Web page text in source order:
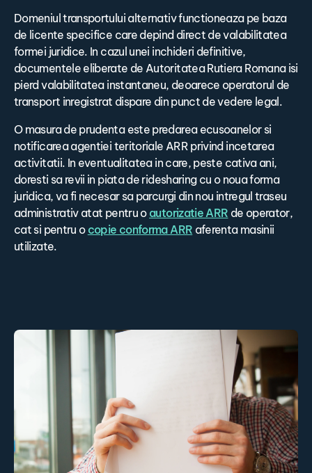
Domeniul transportului alternativ functioneaza pe baza
de licente specifice care depind direct de valabilitatea
formei juridice. In cazul unei inchideri definitive,
documentele eliberate de Autoritatea Rutiera Romana isi
pierd valabilitatea instantaneu, deoarece operatorul de
transport inregistrat dispare din punct de vedere legal.
O masura de prudenta este predarea ecusoanelor si
notificarea agentiei teritoriale ARR privind incetarea
activitatii. In eventualitatea in care, peste cativa ani,
doresti sa revii in piata de ridesharing cu o noua forma
juridica, va fi necesar sa parcurgi din nou intregul traseu
administrativ atat pentru o autorizatie ARR de operator,
cat si pentru o copie conforma ARR aferenta masinii
utilizate.